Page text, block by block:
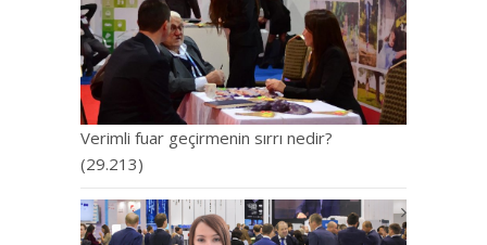
Verimli fuar geçirmenin sırrı nedir?
(29.213)